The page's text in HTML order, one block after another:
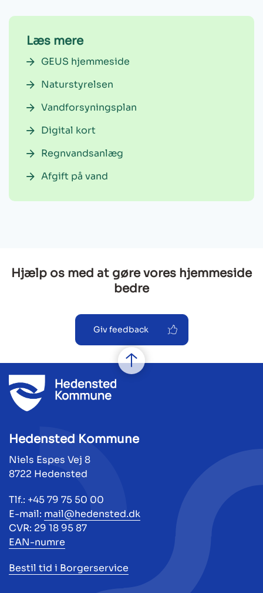
Læs mere
GEUS hjemmeside
Naturstyrelsen
Vandforsyningsplan
Digital kort
Regnvandsanlæg
Afgift på vand
Hjælp os med at gøre vores hjemmeside
bedre
Giv feedback
Hedensted Kommune
Niels Espes Vej 8
8722 Hedensted
Tlf.: +45 79 75 50 00
E-mail: mail@hedensted.dk
CVR: 29 18 95 87
EAN-numre
Bestil tid i Borgerservice